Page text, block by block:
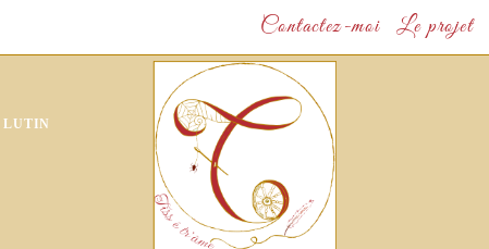
Contactez-moi Le projet
LUTIN